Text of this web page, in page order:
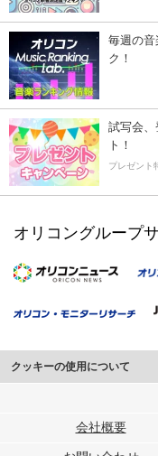
毎週の音
ク！
試写会
ト！
プレゼント
オリコングループ
クッキーの使用について
このサイトでは Cookie を使
行っています。会社概要